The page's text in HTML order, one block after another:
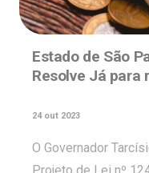
Estado de São
Resolve Já para
24 out 2023
O Governador
Projeto de Lei nº